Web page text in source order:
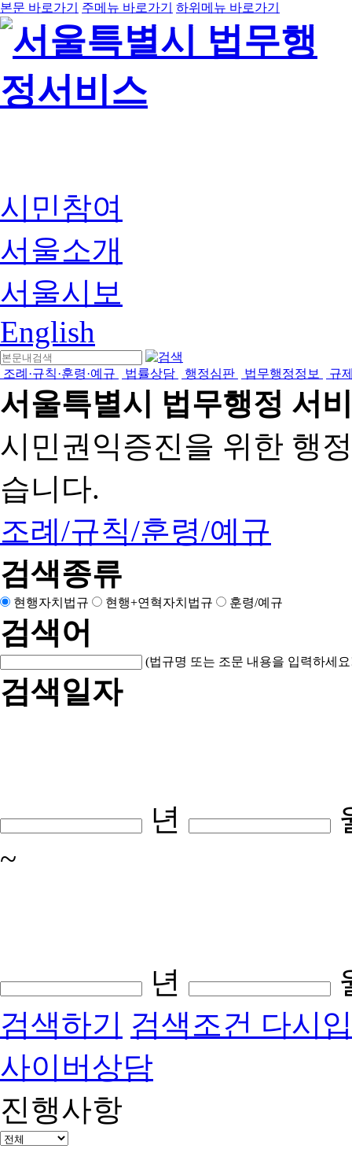
본문 바로가기 주메뉴 바로가기 하위메뉴 바로가기
시민참여
서울소개
서울시보
English
조례·규칙·훈령·예규 법률상담 행정심판 법무행정정보 규
서울특별시 법무행정 서
시민권익증진을 위한 행
습니다.
조례/규칙/훈령/예규
검색종류
현행자치법규 현행+연혁자치법규 훈령/예규
검색어
(법규명 또는 조문 내용을 입력하세
검색일자
년
~
년
검색하기 검색조건 다시
사이버상담
진행사항